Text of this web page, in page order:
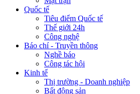
Quốc tế
Tiêu điểm Quốc tế
Thế giới 24h
Công nghệ
Báo chí - Truyền thông
Nghề báo
Công tác hội
Kinh tế
Thị trường - Doanh nghiệp
Bất động sản